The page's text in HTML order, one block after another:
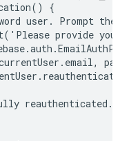
{
user. Prompt the
provide your
reauthenticated.